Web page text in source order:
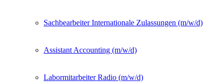
Sachbearbeiter Internationale Zulassungen (m/w/d)
Assistant Accounting (m/w/d)
Labormitarbeiter Radio (m/w/d)